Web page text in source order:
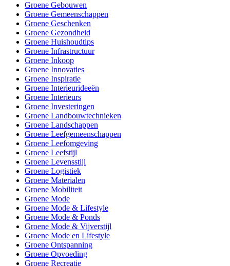
Groene Gebouwen
Groene Gemeenschappen
Groene Geschenken
Groene Gezondheid
Groene Huishoudtips
Groene Infrastructuur
Groene Inkoop
Groene Innovaties
Groene Inspiratie
Groene Interieurideeën
Groene Interieurs
Groene Investeringen
Groene Landbouwtechnieken
Groene Landschappen
Groene Leefgemeenschappen
Groene Leefomgeving
Groene Leefstijl
Groene Levensstijl
Groene Logistiek
Groene Materialen
Groene Mobiliteit
Groene Mode
Groene Mode & Lifestyle
Groene Mode & Ponds
Groene Mode & Vijverstijl
Groene Mode en Lifestyle
Groene Ontspanning
Groene Opvoeding
Groene Recreatie